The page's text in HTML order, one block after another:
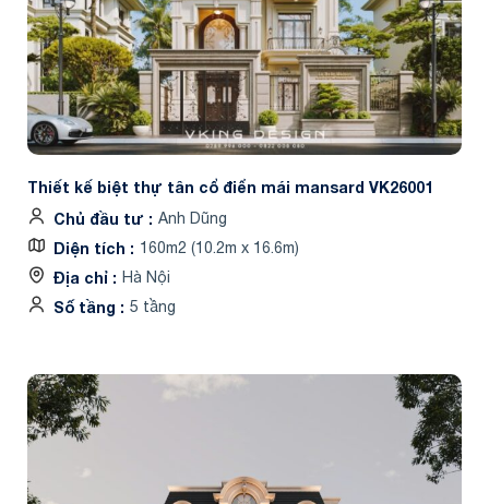
Thiết kế biệt thự tân cổ điển mái mansard VK26001
Chủ đầu tư
Anh Dũng
Diện tích 160m2 (10.2m x 16.6m)
Địa chỉ Hà Nội
Số tầng 5 tầng